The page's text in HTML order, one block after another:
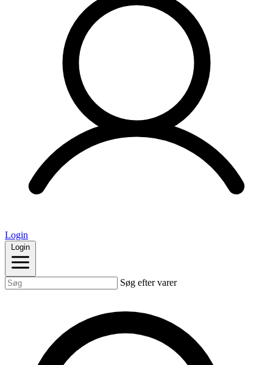
Login
Login
Søg efter varer